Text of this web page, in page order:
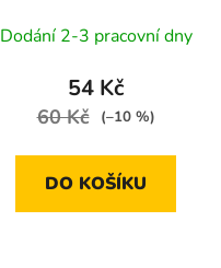
Dodání 2-3 pracovní dny
54 Kč
60 Kč (–10 %)
DO KOŠÍKU